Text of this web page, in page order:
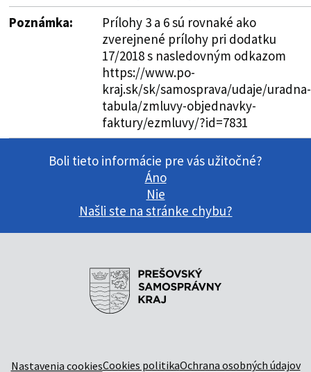
Poznámka:
Prílohy 3 a 6 sú rovnaké ako
zverejnené prílohy pri dodatku
17/2018 s nasledovným odkazom
https://www.po-
kraj.sk/sk/samosprava/udaje/uradna-
tabula/zmluvy-objednavky-
faktury/ezmluvy/?id=7831
Boli tieto informácie pre vás užitočné?
Áno
Nie
Našli ste na stránke chybu?
Nastavenia cookiesCookies politikaOchrana osobných údajov